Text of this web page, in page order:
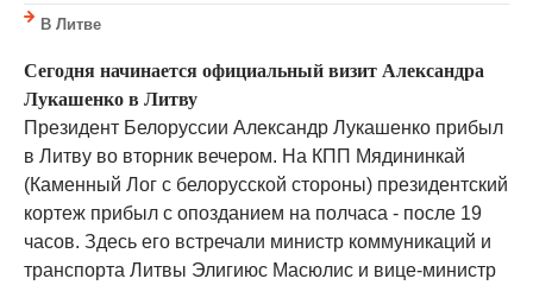
В Литве
Сегодня начинается официальный визит Александра
Лукашенко в Литву
Президент Белоруссии Александр Лукашенко прибыл
в Литву во вторник вечером. На КПП Мядининкай
(Каменный Лог с белорусской стороны) президентский
кортеж прибыл с опозданием на полчаса - после 19
часов. Здесь его встречали министр коммуникаций и
транспорта Литвы Элигиюс Масюлис и вице-министр